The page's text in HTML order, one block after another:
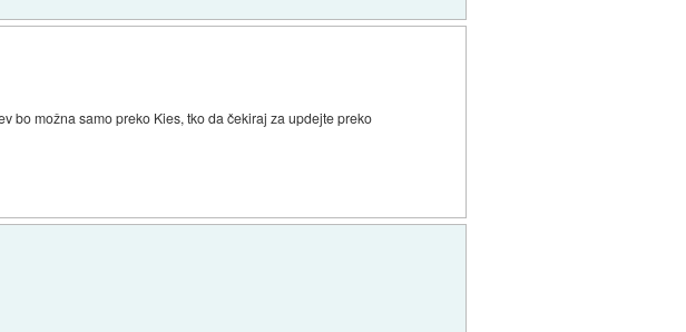
bo možna samo preko Kies, tko da čekiraj za updejte preko